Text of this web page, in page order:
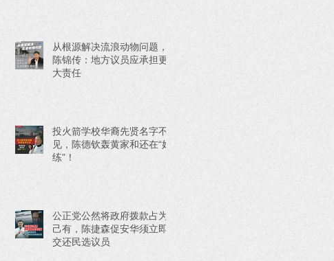
从根源解决流浪动物问题，
陈锦传：地方议员应承担更
大责任
投火箭学校华裔先贤名字不
见，陈德钦轰黄家和还在“好
练”！
公正党公然将政府拨款占为
己有，陈捷森促安华须立即
交还民选议员